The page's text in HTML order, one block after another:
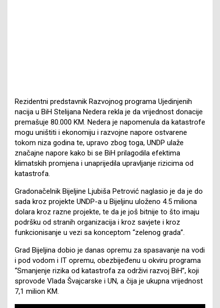
Rezidentni predstavnik Razvojnog programa Ujedinjenih
nacija u BiH Stelijana Nedera rekla je da vrijednost donacije
premašuje 80.000 KM. Nedera je napomenula da katastrofe
mogu uništiti i ekonomiju i razvojne napore ostvarene
tokom niza godina te, upravo zbog toga, UNDP ulaže
značajne napore kako bi se BiH prilagodila efektima
klimatskih promjena i unaprijedila upravljanje rizicima od
katastrofa.
Gradonačelnik Bijeljine Ljubiša Petrović naglasio je da je do
sada kroz projekte UNDP-a u Bijeljinu uloženo 4.5 miliona
dolara kroz razne projekte, te da je još bitnije to što imaju
podršku od stranih organizacija i kroz savjete i kroz
funkcionisanje u vezi sa konceptom “zelenog grada”.
Grad Bijeljina dobio je danas opremu za spasavanje na vodi
i pod vodom i IT opremu, obezbijeđenu u okviru programa
“Smanjenje rizika od katastrofa za održivi razvoj BiH”, koji
sprovode Vlada Švajcarske i UN, a čija je ukupna vrijednost
7,1 milion KM.